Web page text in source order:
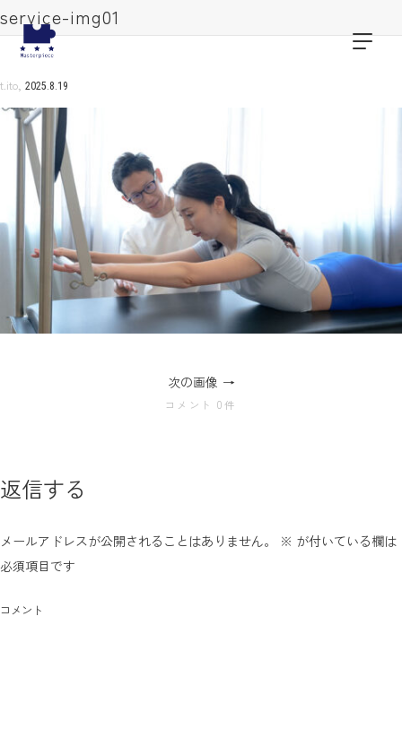
service-img01
t.ito, 2025.8.19
次の画像
コメント 0件
返信する
メールアドレスが公開されることはありません。 ※ が付いている欄は
必須項目です
コメント